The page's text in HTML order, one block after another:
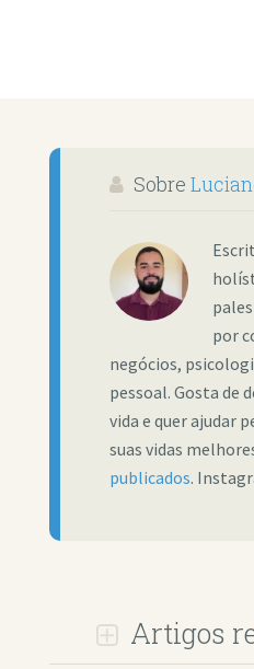
Sobre
por
negócios,
pessoal. Gosta de
vida e quer ajudar
suas vidas
publicados.
Artigos